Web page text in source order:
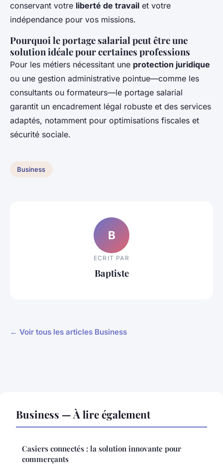
conservant votre liberté de travail et votre
indépendance pour vos missions.
Pourquoi le portage salarial peut être une
solution idéale pour certaines professions
Pour les métiers nécessitant une protection juridique
ou une gestion administrative pointue—comme les
consultants ou formateurs—le portage salarial
garantit un encadrement légal robuste et des services
adaptés, notamment pour optimisations fiscales et
sécurité sociale.
Business
B
ECRIT PAR
Baptiste
← Voir tous les articles Business
Business — À lire également
Casiers connectés : la solution innovante pour
commerçants